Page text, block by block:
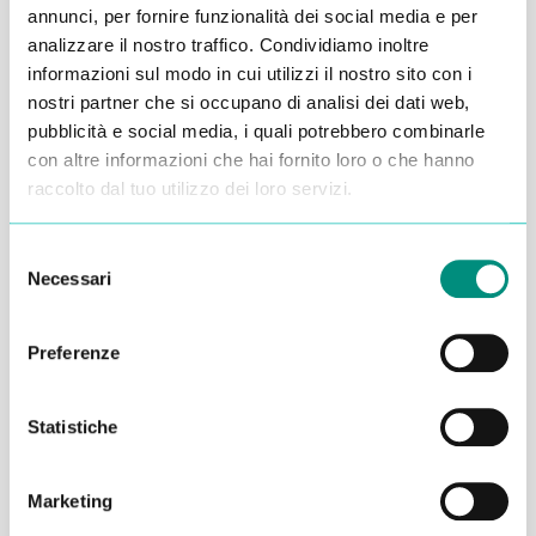
annunci, per fornire funzionalità dei social media e per
analizzare il nostro traffico. Condividiamo inoltre
informazioni sul modo in cui utilizzi il nostro sito con i
nostri partner che si occupano di analisi dei dati web,
pubblicità e social media, i quali potrebbero combinarle
con altre informazioni che hai fornito loro o che hanno
raccolto dal tuo utilizzo dei loro servizi.
delNecessari
Preferenze
Statistiche
Marketing
Alessandro Alfonsetti